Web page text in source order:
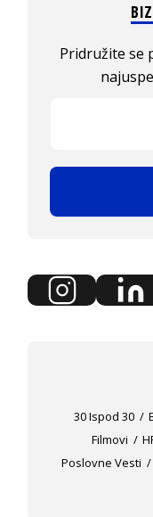
Pridružite se
30 Ispod 30
Filmovi
Poslovne Vesti